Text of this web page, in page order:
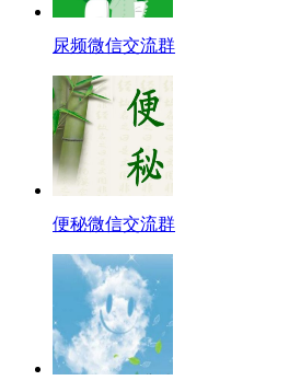
尿频微信交流群
便秘微信交流群